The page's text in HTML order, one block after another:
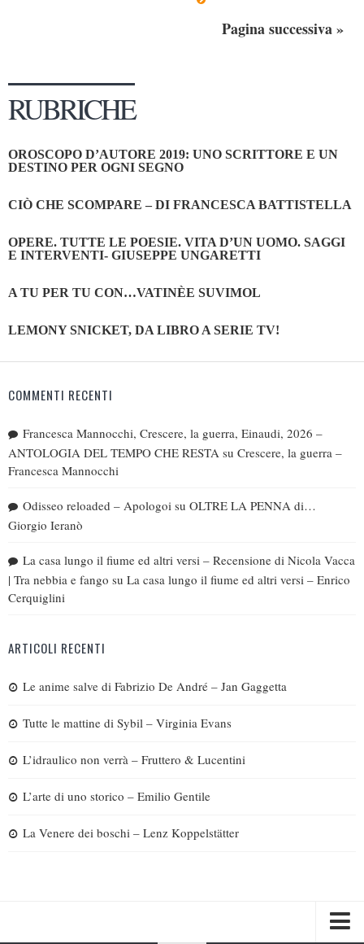
Pagina successiva »
RUBRICHE
OROSCOPO D’AUTORE 2019: UNO SCRITTORE E UN
DESTINO PER OGNI SEGNO
CIÒ CHE SCOMPARE – DI FRANCESCA BATTISTELLA
OPERE. TUTTE LE POESIE. VITA D’UN UOMO. SAGGI
E INTERVENTI- GIUSEPPE UNGARETTI
A TU PER TU CON…VATINÈE SUVIMOL
LEMONY SNICKET, DA LIBRO A SERIE TV!
COMMENTI RECENTI
Francesca Mannocchi, Crescere, la guerra, Einaudi, 2026 –
ANTOLOGIA DEL TEMPO CHE RESTA su Crescere, la guerra –
Francesca Mannocchi
Odisseo reloaded – Apologoi su OLTRE LA PENNA di…
Giorgio Ieranò
La casa lungo il fiume ed altri versi – Recensione di Nicola Vacca
| Tra nebbia e fango su La casa lungo il fiume ed altri versi – Enrico
Cerquiglini
ARTICOLI RECENTI
Le anime salve di Fabrizio De André – Jan Gaggetta
Tutte le mattine di Sybil – Virginia Evans
L’idraulico non verrà – Fruttero & Lucentini
L’arte di uno storico – Emilio Gentile
La Venere dei boschi – Lenz Koppelstätter